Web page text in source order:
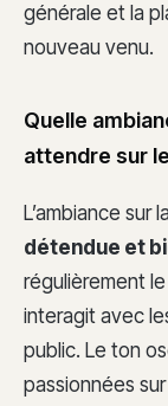
générale et la
nouveau venu.
Quelle
attendre sur
L’ambiance sur
détendue et
régulièrement
interagit avec
public. Le ton
passionnées